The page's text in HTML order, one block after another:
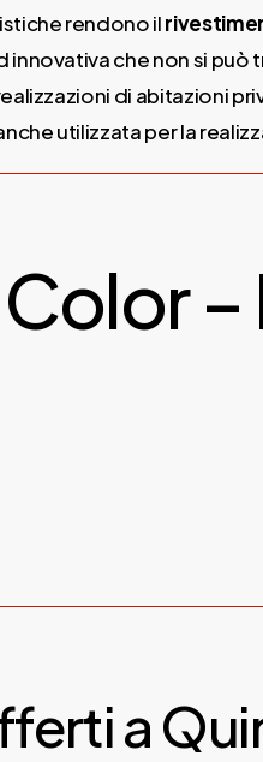
rendono il
innovativa che non si può
di abitazioni
utilizzata per la
a